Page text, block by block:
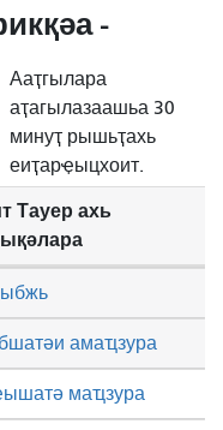
-
Ааҭгылара
аҭагылазаашьа 30
минуҭ рышьҭахь
еиҭарҿыцхоит.
Тауер ахь
амаҵзура
маҵзура